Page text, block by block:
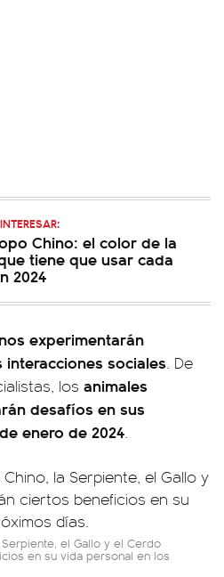
Chino: el color de la
tiene que usar cada
2024
experimentarán
sociales. De
los animales
desafíos en sus
enero de 2024.
el Gallo y el Cerdo
en su vida personal en los